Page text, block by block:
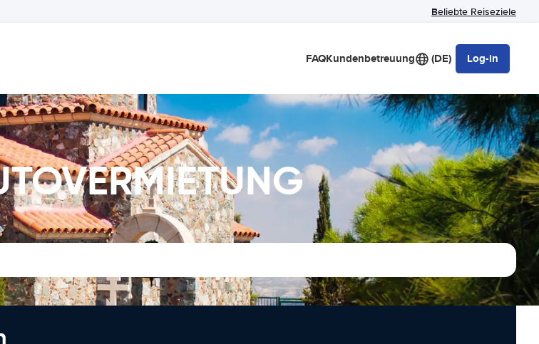
Beliebte Reiseziele
FAQKundenbetreuung (DE) Log-in